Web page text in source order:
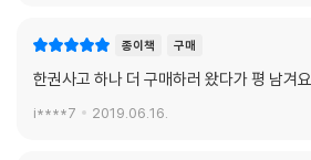
종이책 구매
한권사고 하나 더 구매하러 왔다가 평 남겨
i****7 2019.06.16.